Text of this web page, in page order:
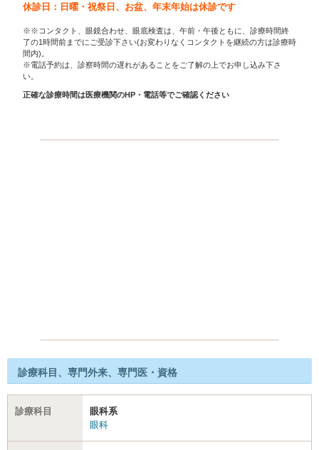
休診日：日曜・祝祭日、お盆、年末年始は休診です
※※コンタクト、眼鏡合わせ、眼底検査は、午前・午後ともに、診療時間終
了の1時間前までにご受診下さい(お変わりなくコンタクトを継続の方は診療時
間内)。
※電話予約は、診察時間の遅れがあることをご了解の上でお申し込み下さ
い。
正確な診療時間は医療機関のHP・電話等でご確認ください
診療科目、専門外来、専門医・資格
診療科目
眼科系
眼科